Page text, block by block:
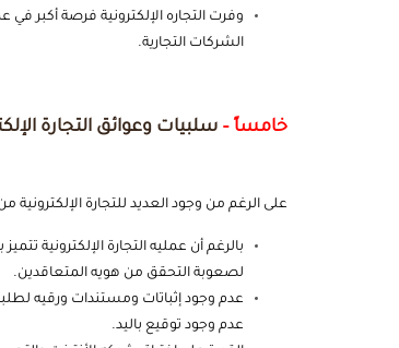
وفرت التجاره الإلكترونية فرصة أكبر
الشركات التجارية.
خامساً – سلبيات وعوائق التجارة
على الرغم من وجود العديد للتجارة
بالرغم أن عمليه التجارة الإلكترونية
لصعوبة التحقق من هويه المتعاقدين.
عدم وجود إثباتات ومستندات ورقيه
عدم وجود توقيع باليد.